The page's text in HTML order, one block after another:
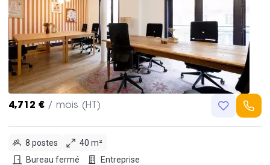
4,712 € / mois (HT)
8 postes
40 m²
Bureau fermé
Entreprise